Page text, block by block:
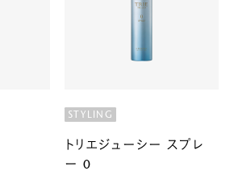
STYLING
トリエジューシー スプレ
ー 0